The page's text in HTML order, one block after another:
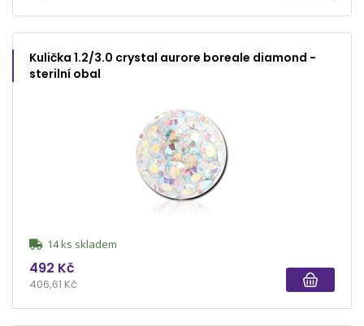
Kulička 1.2/3.0 crystal aurore boreale diamond -
sterilní obal
14 ks skladem
492 Kč
406,61 Kč